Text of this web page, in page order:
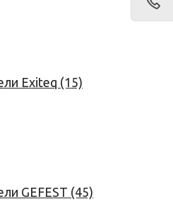
Exiteq (15)
GEFEST (45)